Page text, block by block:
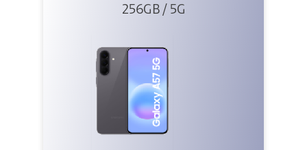
Gray
256GB / 5G